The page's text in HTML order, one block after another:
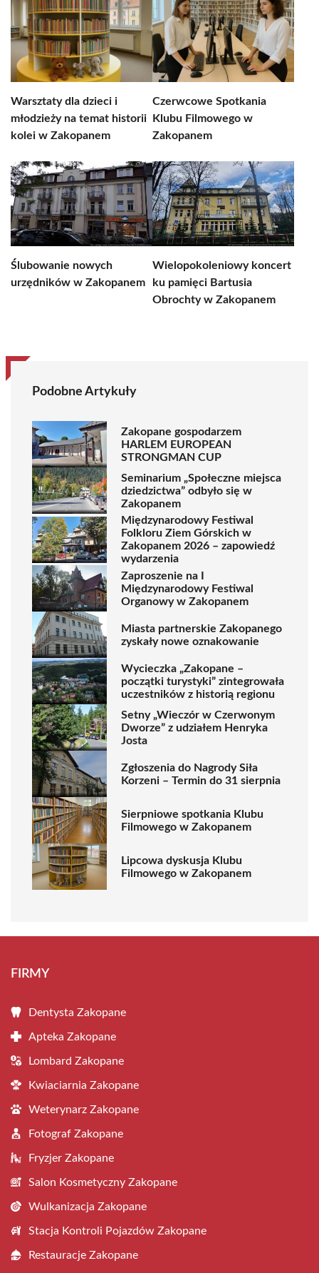
Warsztaty dla dzieci i
młodzieży na temat historii
kolei w Zakopanem
Czerwcowe Spotkania
Klubu Filmowego w
Zakopanem
Ślubowanie nowych
urzędników w Zakopanem
Wielopokoleniowy koncert
ku pamięci Bartusia
Obrochty w Zakopanem
Podobne Artykuły
Zakopane gospodarzem
HARLEM EUROPEAN
STRONGMAN CUP
Seminarium „Społeczne miejsca
dziedzictwa” odbyło się w
Zakopanem
Międzynarodowy Festiwal
Folkloru Ziem Górskich w
Zakopanem 2026 – zapowiedź
wydarzenia
Zaproszenie na I
Międzynarodowy Festiwal
Organowy w Zakopanem
Miasta partnerskie Zakopanego
zyskały nowe oznakowanie
Wycieczka „Zakopane –
początki turystyki” zintegrowała
uczestników z historią regionu
Setny „Wieczór w Czerwonym
Dworze” z udziałem Henryka
Josta
Zgłoszenia do Nagrody Siła
Korzeni – Termin do 31 sierpnia
Sierpniowe spotkania Klubu
Filmowego w Zakopanem
Lipcowa dyskusja Klubu
Filmowego w Zakopanem
FIRMY
Dentysta Zakopane
Apteka Zakopane
Lombard Zakopane
Kwiaciarnia Zakopane
Weterynarz Zakopane
Fotograf Zakopane
Fryzjer Zakopane
Salon Kosmetyczny Zakopane
Wulkanizacja Zakopane
Stacja Kontroli Pojazdów Zakopane
Restauracje Zakopane